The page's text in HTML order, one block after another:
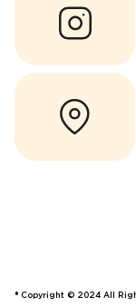
Copyright © 2024 All